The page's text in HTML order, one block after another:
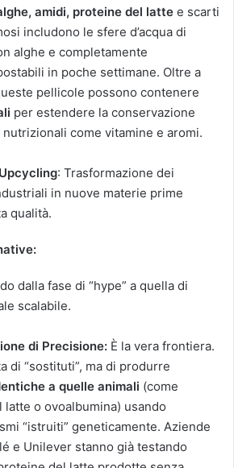
amidi, proteine del latte e scarti
includono le sfere d’acqua di
alghe e completamente
in poche settimane. Oltre a
pellicole possono contenere
per estendere la conservazione
come vitamine e aromi.
: Trasformazione dei
in nuove materie prime
qualità.
dalla fase di “hype” a quella di
scalabile.
di Precisione: È la vera frontiera.
di “sostituti”, ma di produrre
a quelle animali (come
latte o ovoalbumina) usando
“istruiti” geneticamente. Aziende
e Unilever stanno già testando